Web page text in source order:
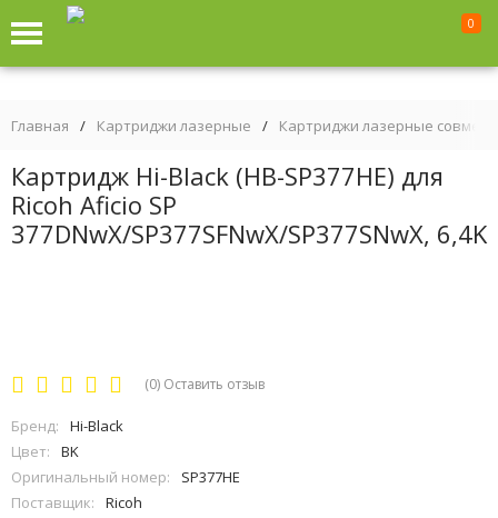
0
Главная / Картриджи лазерные / Картриджи лазерные
Картридж Hi-Black (HB-SP377HE) для
Ricoh Aficio SP
377DNwX/SP377SFNwX/SP377SNwX, 6,4K
(0) Оставить отзыв
Бренд:
Hi-Black
Цвет:
BK
Оригинальный номер:
SP377HE
Поставщик:
Ricoh